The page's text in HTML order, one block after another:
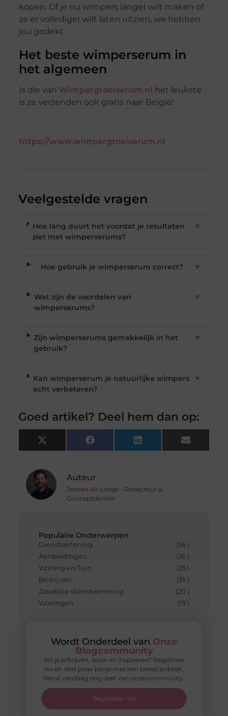
Populaire Onderwerpen
Dienstverlening
(56 )
Aanbiedingen
(36 )
Woning en Tuin
(35 )
Bedrijven
(35 )
Zakelijke dienstverlening
(20 )
Woningen
(19 )
Wordt Onderdeel van Onze
Blogcommunity
Wil je schrijven, lezen en inspireren? Registreer
nu en deel jouw blogs met een breed publiek.
Word vandaag nog deel van onze community.
Registreer nu!
kopen. Of je nu wimpers langer wilt maken of
ze er vollediger wilt laten uitzien, we hebben
jou gedekt.
Het beste wimperserum in
het algemeen
Is die van Wimpergroeiserum.nl het leukste
is ze verzenden ook gratis naar België!
https://www.wimpergroeiserum.nl
Veelgestelde vragen
Hoe lang duurt het voordat je resultaten
ziet met wimperserums?
▼
Hoe gebruik je wimperserum correct? ▼
Wat zijn de voordelen van
wimperserums?
▼
Zijn wimperserums gemakkelijk in het
gebruik?
▼
Kan wimperserum je natuurlijke wimpers
echt verbeteren?
▼
Goed artikel? Deel hem dan op:
X
(Twitter)
Facebook LinkedIn Email
Auteur
Jeroen de Lange - Redacteur &
Conceptdenker